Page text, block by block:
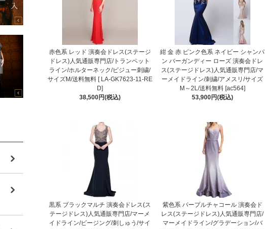
赤色系 レッド 演奏会ドレス(ステージ
ドレス)人気通販専門店/トランペット
ライン/ホルターネック/ビジュー刺繍/
サイズM/送料無料 [ LA-GK7623-11-RE
D]
38,500円(税込)
紺 金 赤 ピンク色系 ネイビー シャンパ
ン バーガンディー ローズ 演奏会ドレ
ス(ステージドレス)人気通販専門店/マ
ーメイドライン/刺繍/アメスリ/サイズ
M～2L/送料無料 [ac564]
53,900円(税込)
黒系 ブラックマルチ 演奏会ドレス(ス
テージドレス)人気通販専門店/マーメ
イドライン/ビージング/刺しゅう/サイ
紫色系 パープルチャコール 演奏会ド
レス(ステージドレス)人気通販専門店/
マーメイドライン/グラデーション/バ